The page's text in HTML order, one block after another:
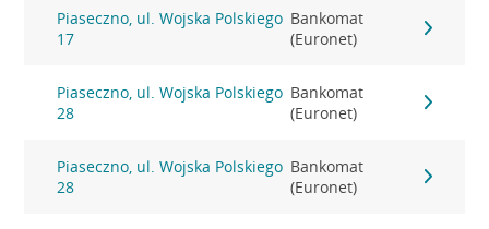
Piaseczno, ul. Wojska Polskiego
17
Bankomat
(Euronet)
Piaseczno, ul. Wojska Polskiego
28
Bankomat
(Euronet)
Piaseczno, ul. Wojska Polskiego
28
Bankomat
(Euronet)